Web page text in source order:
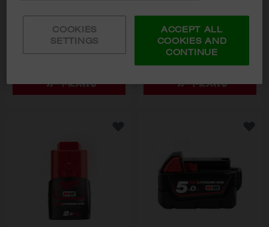
税込価格: ￥9,878
型番M12 B4 JP
カートに入れる
税込価格: ￥7,128
M12 B3 JP
カートに入れる
COOKIES
SETTINGS
ACCEPT ALL
COOKIES AND
CONTINUE